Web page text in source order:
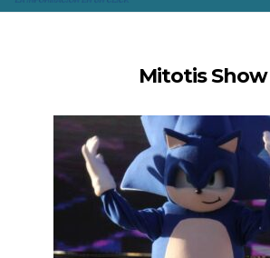
Mitotis Show